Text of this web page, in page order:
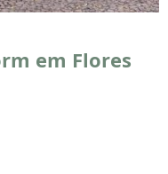
em Flores